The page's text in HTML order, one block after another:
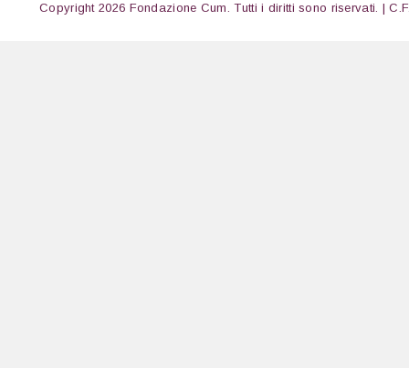
Copyright 2026 Fondazione Cum. Tutti i diritti sono riservati. |